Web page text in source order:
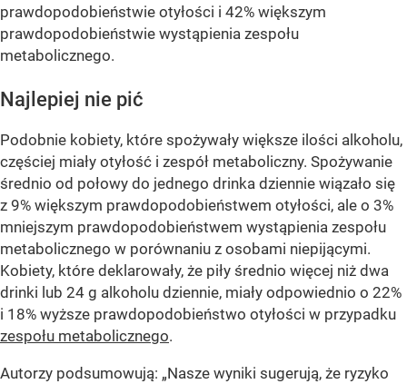
prawdopodobieństwie otyłości i 42% większym
prawdopodobieństwie wystąpienia zespołu
metabolicznego.
Najlepiej nie pić
Podobnie kobiety, które spożywały większe ilości alkoholu,
częściej miały otyłość i zespół metaboliczny. Spożywanie
średnio od połowy do jednego drinka dziennie wiązało się
z 9% większym prawdopodobieństwem otyłości, ale o 3%
mniejszym prawdopodobieństwem wystąpienia zespołu
metabolicznego w porównaniu z osobami niepijącymi.
Kobiety, które deklarowały, że piły średnio więcej niż dwa
drinki lub 24 g alkoholu dziennie, miały odpowiednio o 22%
i 18% wyższe prawdopodobieństwo otyłości w przypadku
zespołu metabolicznego.
Autorzy podsumowują: „Nasze wyniki sugerują, że ryzyko